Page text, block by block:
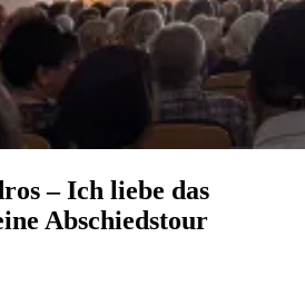
– Ich liebe das
Abschiedstour